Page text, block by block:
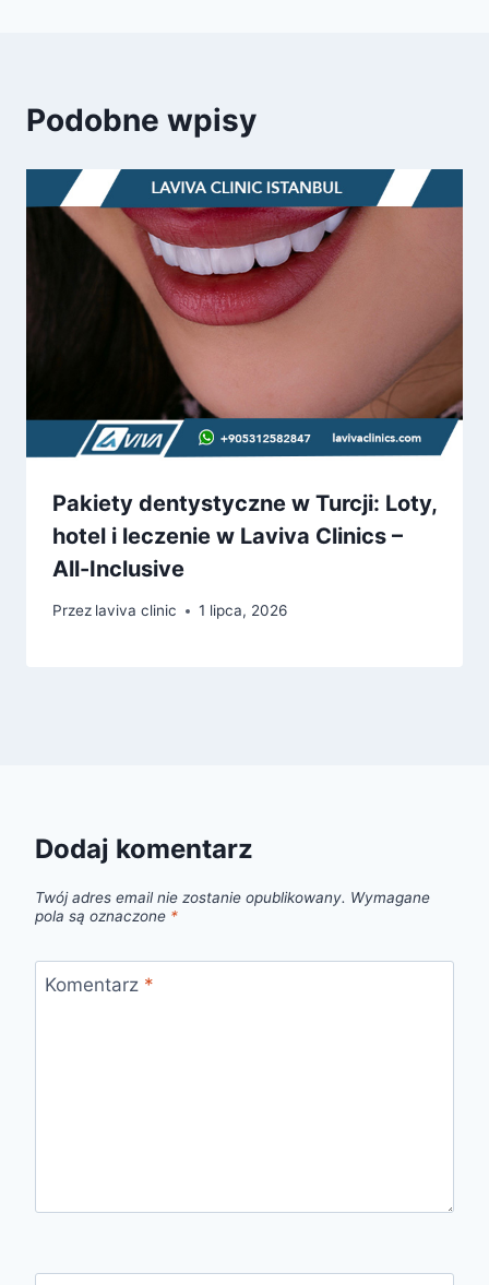
Podobne wpisy
Pakiety dentystyczne w Turcji: Loty,
hotel i leczenie w Laviva Clinics –
All-Inclusive
Przez laviva clinic 1 lipca, 2026
Dodaj komentarz
Twój adres email nie zostanie opublikowany. Wymagane
pola są oznaczone *
Komentarz *